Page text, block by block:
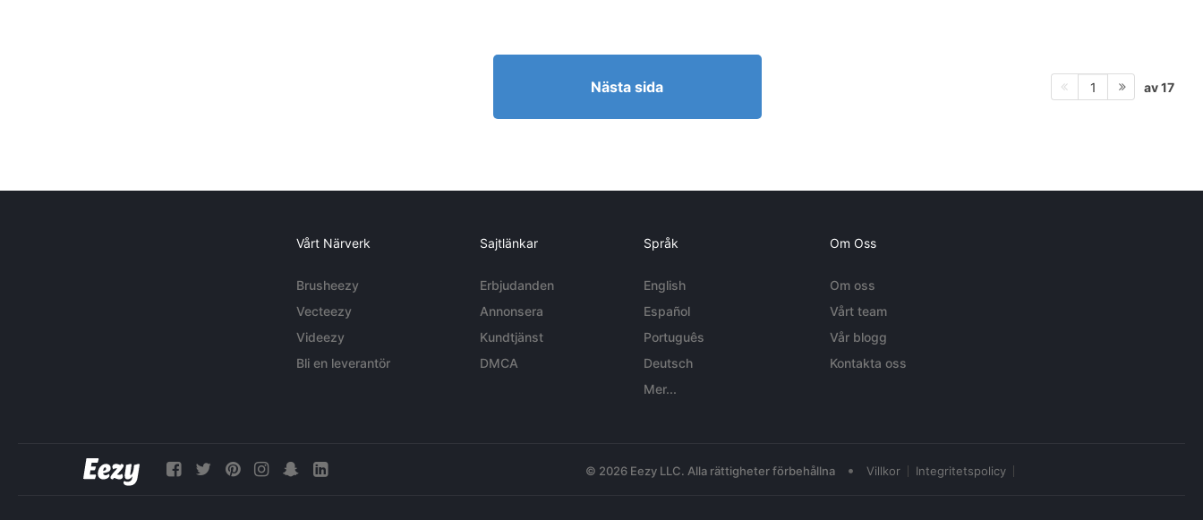
Nästa sida 1 av 17
Vårt Närverk
Brusheezy
Vecteezy
Videezy
Bli en leverantör
Sajtlänkar
Erbjudanden
Annonsera
Kundtjänst
DMCA
Språk
English
Español
Português
Deutsch
Mer...
Om Oss
Om oss
Vårt team
Vår blogg
Kontakta oss
© 2026 Eezy LLC. Alla rättigheter förbehållna • Villkor Integritetspolicy